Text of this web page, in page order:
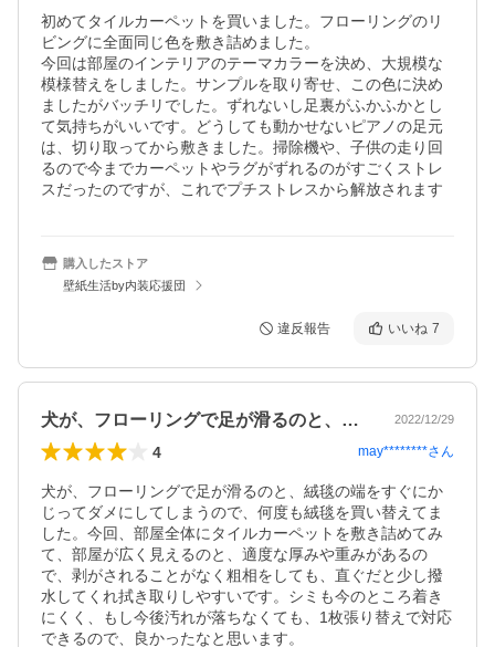
初めてタイルカーペットを買いました。フローリングのリ
ビングに全面同じ色を敷き詰めました。
今回は部屋のインテリアのテーマカラーを決め、大規模な
模様替えをしました。サンプルを取り寄せ、この色に決め
ましたがバッチリでした。ずれないし足裏がふかふかとし
て気持ちがいいです。どうしても動かせないピアノの足元
は、切り取ってから敷きました。掃除機や、子供の走り回
るので今までカーペットやラグがずれるのがすごくストレ
スだったのですが、これでプチストレスから解放されます
購入したストア
壁紙生活by内装応援団
違反報告 いいね 7
犬が、フローリングで足が滑るのと、絨毯… 2022/12/29
4 may********さん
犬が、フローリングで足が滑るのと、絨毯の端をすぐにか
じってダメにしてしまうので、何度も絨毯を買い替えてま
した。今回、部屋全体にタイルカーペットを敷き詰めてみ
て、部屋が広く見えるのと、適度な厚みや重みがあるの
で、剥がされることがなく粗相をしても、直ぐだと少し撥
水してくれ拭き取りしやすいです。シミも今のところ着き
にくく、もし今後汚れが落ちなくても、1枚張り替えで対応
できるので、良かったなと思います。